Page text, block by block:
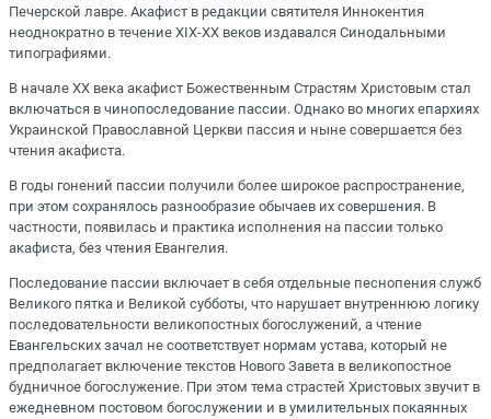
Печерской лавре. Акафист в редакции святителя Иннокентия
неоднократно в течение XIX-XX веков издавался Синодальными
типографиями.
В начале XX века акафист Божественным Страстям Христовым стал
включаться в чинопоследование пассии. Однако во многих епархиях
Украинской Православной Церкви пассия и ныне совершается без
чтения акафиста.
В годы гонений пассии получили более широкое распространение,
при этом сохранялось разнообразие обычаев их совершения. В
частности, появилась и практика исполнения на пассии только
акафиста, без чтения Евангелия.
Последование пассии включает в себя отдельные песнопения служб
Великого пятка и Великой субботы, что нарушает внутреннюю логику
последовательности великопостных богослужений, а чтение
Евангельских зачал не соответствует нормам устава, который не
предполагает включение текстов Нового Завета в великопостное
будничное богослужение. При этом тема страстей Христовых звучит в
ежедневном постовом богослужении и в умилительных покаянных